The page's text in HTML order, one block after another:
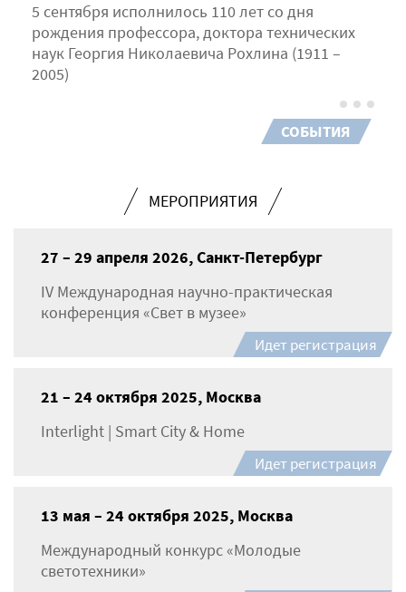
5 сентября исполнилось 110 лет со дня
рождения профессора, доктора технических
наук Георгия Николаевича Рохлина (1911 –
2005)
СОБЫТИЯ
МЕРОПРИЯТИЯ
27 – 29 апреля 2026, Санкт-Петербург
IV Международная научно-практическая
конференция «Свет в музее»
Идет регистрация
21 – 24 октября 2025, Москва
Interlight | Smart City & Home
Идет регистрация
13 мая – 24 октября 2025, Москва
Международный конкурс «Молодые
светотехники»